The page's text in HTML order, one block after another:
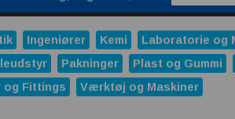
Ingeniører Kemi
Laboratorie og
Pakninger Plast og Gummi
og Fittings
Værktøj og Maskiner